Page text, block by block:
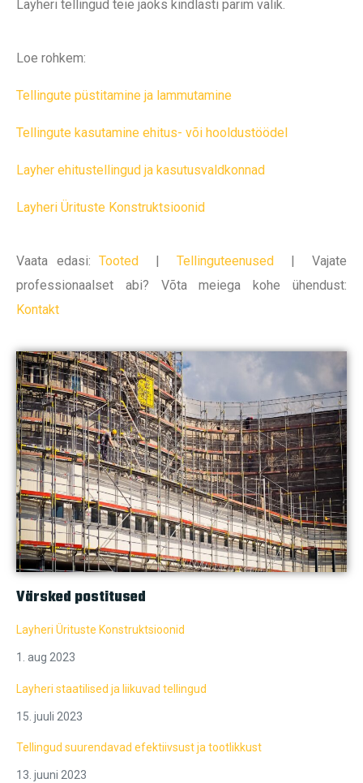
Layheri tellingud teie jaoks kindlasti parim valik.
Loe rohkem:
Tellingute püstitamine ja lammutamine
Tellingute kasutamine ehitus- või hooldustöödel
Layher ehitustellingud ja kasutusvaldkonnad
Layheri Ürituste Konstruktsioonid
Vaata edasi: Tooted | Tellinguteenused | Vajate
professionaalset abi? Võta meiega kohe ühendust:
Kontakt
Värsked postitused
Layheri Ürituste Konstruktsioonid
1. aug 2023
Layheri staatilised ja liikuvad tellingud
15. juuli 2023
Tellingud suurendavad efektiivsust ja tootlikkust
13. juuni 2023